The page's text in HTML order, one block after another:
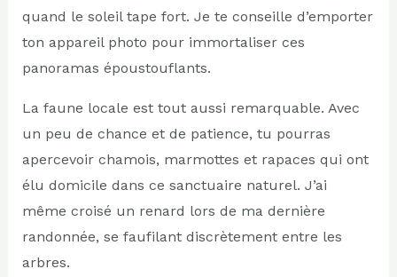
quand le soleil tape fort. Je te conseille d’emporter
ton appareil photo pour immortaliser ces
panoramas époustouflants.
La faune locale est tout aussi remarquable. Avec
un peu de chance et de patience, tu pourras
apercevoir chamois, marmottes et rapaces qui ont
élu domicile dans ce sanctuaire naturel. J’ai
même croisé un renard lors de ma dernière
randonnée, se faufilant discrètement entre les
arbres.